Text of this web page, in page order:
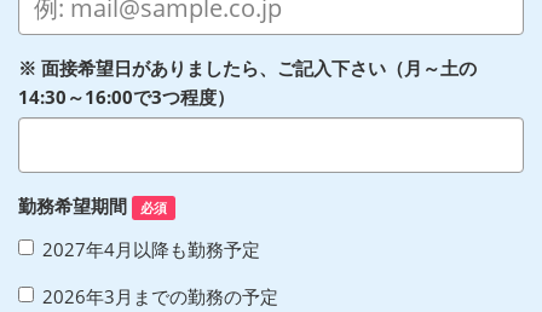
※ 面接希望日がありましたら、ご記入下さい（月～土の
14:30～16:00で3つ程度）
勤務希望期間 必須
2027年4月以降も勤務予定
2026年3月までの勤務の予定